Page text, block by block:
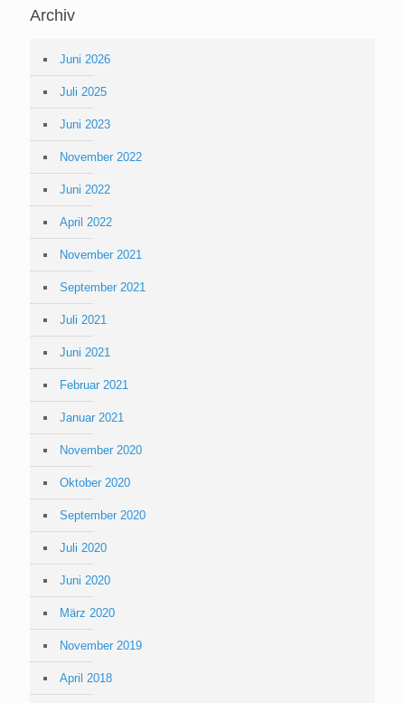
Archiv
Juni 2026
Juli 2025
Juni 2023
November 2022
Juni 2022
April 2022
November 2021
September 2021
Juli 2021
Juni 2021
Februar 2021
Januar 2021
November 2020
Oktober 2020
September 2020
Juli 2020
Juni 2020
März 2020
November 2019
April 2018